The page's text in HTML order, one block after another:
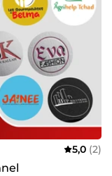
5,0 (2)